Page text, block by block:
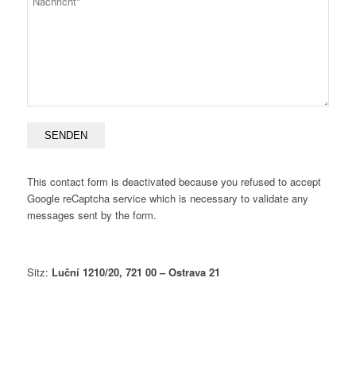
This contact form is deactivated because you refused to accept
Google reCaptcha service which is necessary to validate any
messages sent by the form.
Sitz: Luční 1210/20, 721 00 – Ostrava 21